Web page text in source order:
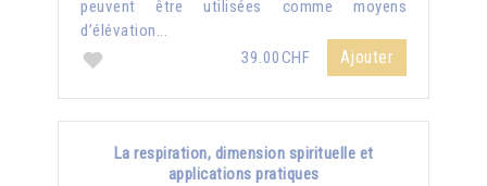
peuvent être utilisées comme moyens
d’élévation...
39.00CHF
Ajouter
La respiration, dimension spirituelle et
applications pratiques